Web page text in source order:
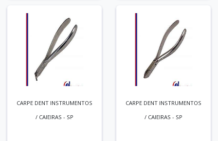
CARPE DENT INSTRUMENTOS
/ CAIEIRAS - SP
CARPE DENT INSTRUMENTOS
/ CAIEIRAS - SP